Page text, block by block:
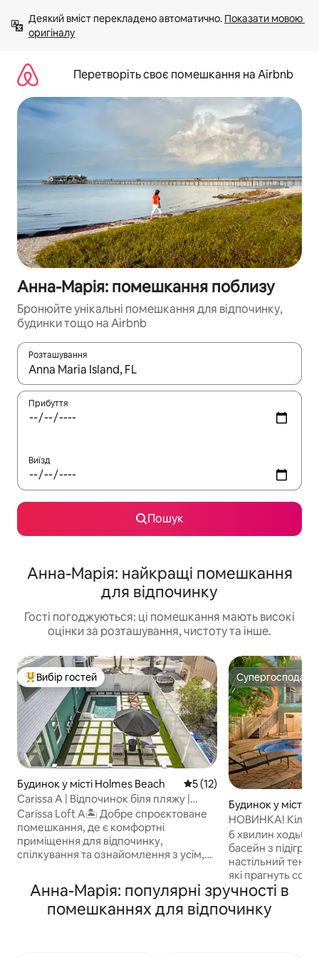
вмісту
Деякий вміст перекладено автоматично. Показати мовою
оригіналу
Перетворіть своє помешкання на Airbnb
Анна-Марія: помешкання поблизу
Бронюйте унікальні помешкання для відпочинку,
будинки тощо на Airbnb
Розташування
Отримавши результати пошуку, використовуйте для
Прибуття
Виїзд
Пошук
Анна-Марія: найкращі помешкання
для відпочинку
Гості погоджуються: ці помешкання мають високі
оцінки за розташування, чистоту та інше.
Топ вибір гостей
Вибір гостей
Будинок у місті Holmes Beach Середня оцінка: 5 з 5,
5 (12)
Carissa A | Відпочинок біля пляжу |
Гольф-кар | Басейн
Carissa Loft A🏝️ Добре спроєктоване
помешкання, де є комфортні
приміщення для відпочинку,
спілкування та ознайомлення з усім,
всередину, щоб знайти приватне
помешкання на нижньому поверсі з
ліжком queen-size, диваном,
Супергосподар
Супергосподар
Будинок у місті
НОВИНКА! Кілька
джакузі, басейн,
6 хвилин ходьби
басейн з
настільний теніс
які прагнуть сонця! 3 спальні – 2
розміру «king-
(6 спальних
Анна-Марія: популярні зручності в
помешканнях для відпочинку